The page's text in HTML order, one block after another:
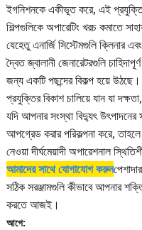
ইগনিশনকে একীভূত করে, এই
শিল্পগুলিকে অপারেটিং খরচ কমাতে
যেহেতু এনার্জি সিস্টেমগুলি ক্লিনার
দ্বৈত জ্বালানী জেনারেটরগুলি
জন্য একটি পছন্দের বিকল্প হয়ে উঠছে।
প্রযুক্তির বিকাশ চালিয়ে যান যা
যদি আপনার সংস্থা বিদ্যুৎ উৎপাদনের
আপগ্রেড করার পরিকল্পনা করে, তাহলে
নেওয়া দীর্ঘমেয়াদী অপারেশনাল
আমাদের সাথে যোগাযোগ করুন
সঠিক সরঞ্জামগুলি কীভাবে আপনার
করতে আজই।
আগে: